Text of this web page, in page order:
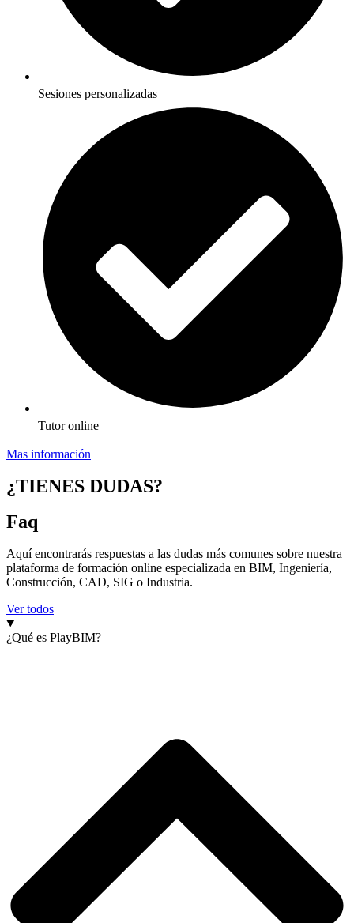
Sesiones personalizadas
Tutor online
Mas información
¿TIENES DUDAS?
Faq
Aquí encontrarás respuestas a las dudas más comunes sobre nuestra
plataforma de formación online especializada en BIM, Ingeniería,
Construcción, CAD, SIG o Industria.
Ver todos
¿Qué es PlayBIM?